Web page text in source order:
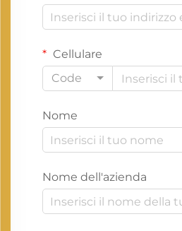
Cellulare
Code
Nome
Nome dell'azienda